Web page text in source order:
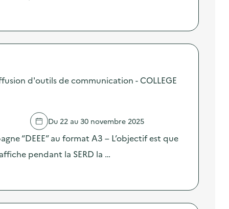
d'outils de communication - COLLEGE
Du 22 au 30 novembre 2025
“DEEE” au format A3 – L’objectif est que
pendant la SERD la …